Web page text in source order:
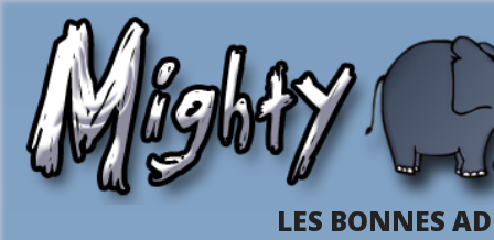
LES BONNES